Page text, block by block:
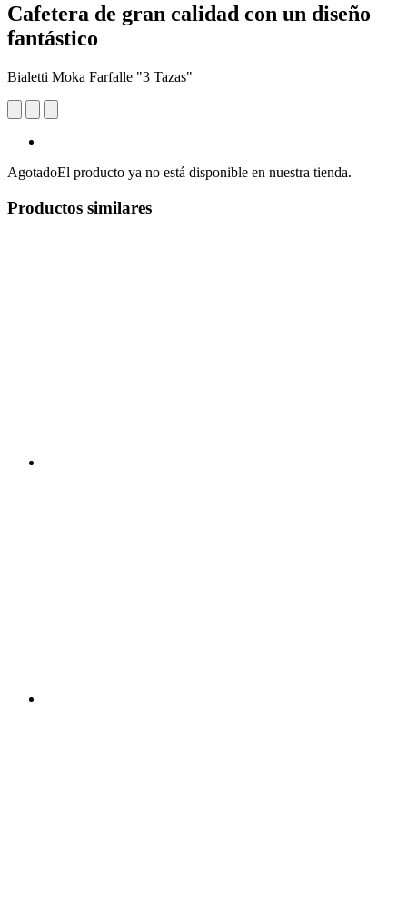
Cafetera de gran calidad con un diseño
fantástico
Bialetti Moka Farfalle "3 Tazas"
AgotadoEl producto ya no está disponible en nuestra tienda.
Productos similares